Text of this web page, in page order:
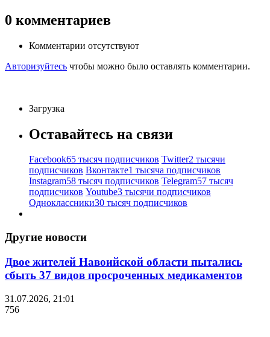
0 комментариев
Комментарии отсутствуют
Авторизуйтесь чтобы можно было оставлять комментарии.
Загрузка
Оставайтесь на связи
Facebook65 тысяч подписчиков Twitter2 тысячи
подписчиков Вконтакте1 тысяча подписчиков
Instagram58 тысяч подписчиков Telegram57 тысяч
подписчиков Youtube3 тысячи подписчиков
Одноклассники30 тысяч подписчиков
Другие новости
Двое жителей Навоийской области пытались
сбыть 37 видов просроченных медикаментов
31.07.2026, 21:01
756